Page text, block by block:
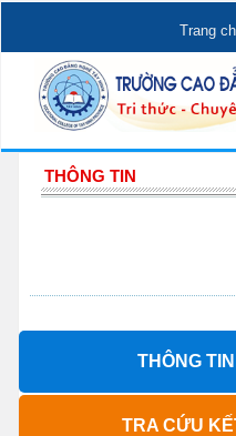
Trang
THÔNG TIN
THÔNG
TRA CỨU